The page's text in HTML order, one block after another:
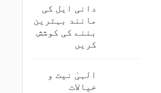
دانی ایل کی
مانند بہترین
بننے کی کوشش
کریں
الہیٰ نیت و
خیالات